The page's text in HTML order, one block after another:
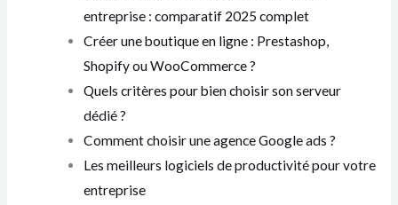
entreprise : comparatif 2025 complet
Créer une boutique en ligne : Prestashop,
Shopify ou WooCommerce ?
Quels critères pour bien choisir son serveur
dédié ?
Comment choisir une agence Google ads ?
Les meilleurs logiciels de productivité pour votre
entreprise